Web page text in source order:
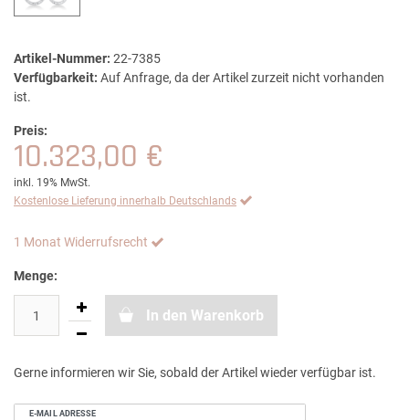
Artikel-Nummer: 22-7385
Verfügbarkeit: Auf Anfrage, da der Artikel zurzeit nicht vorhanden
ist.
Preis:
10.323,00 €
inkl. 19% MwSt.
Kostenlose Lieferung innerhalb Deutschlands
1 Monat Widerrufsrecht
Menge:
In den Warenkorb
Gerne informieren wir Sie, sobald der Artikel wieder verfügbar ist.
E-MAIL ADRESSE